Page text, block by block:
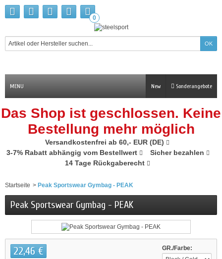
0
MENU Sonderangebote
New
Das Shop ist geschlossen. Keine
Bestellung mehr möglich
Versandkostenfrei ab 60,- EUR (DE)
3-7% Rabatt abhängig vom Bestellwert
Sicher bezahlen
14 Tage Rückgaberecht
Startseite > Peak Sportswear Gymbag - PEAK
Peak Sportswear Gymbag - PEAK
GR./Farbe:
22,46 €